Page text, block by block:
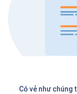
Có vẻ như chúng